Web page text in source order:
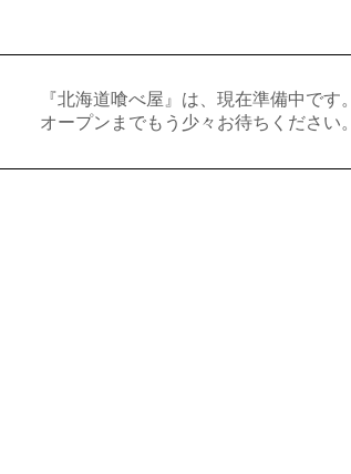
『北海道喰べ屋』は、現在準備中です。
オープンまでもう少々お待ちください。